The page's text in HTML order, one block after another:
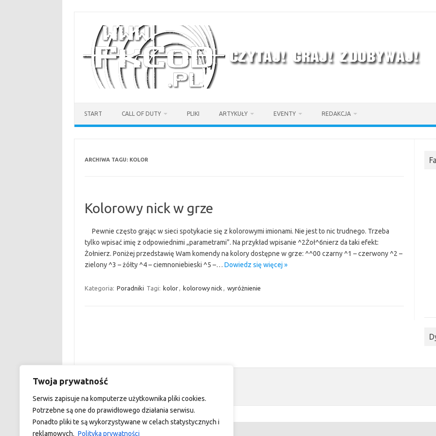
Twoja prywatność
Serwis zapisuje na komputerze użytkownika pliki cookies.
Potrzebne są one do prawidłowego działania serwisu.
Ponadto pliki te są wykorzystywane w celach statystycznych i
reklamowych. Polityka prywatności
START CALL OF DUTY PLIKI ARTYKUŁY EVENTY REDAKCJA
ARCHIWA TAGU: KOLOR
Kolorowy nick w grze
Pewnie często grając w sieci spotykacie się z kolorowymi imionami. Nie jest to nic trudnego. Trzeba
tylko wpisać imię z odpowiednimi „parametrami”. Na przykład wpisanie ^2Żoł^6nierz da taki efekt:
Żołnierz. Poniżej przedstawię Wam komendy na kolory dostępne w grze: ^^00 czarny ^1 – czerwony ^2 –
zielony ^3 – żółty ^4 – ciemnoniebieski ^5 –… Dowiedz się więcej »
Kategoria: Poradniki Tagi: kolor, kolorowy nick , wyróżnienie
custom footer text left